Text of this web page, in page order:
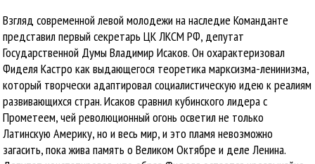
Взгляд современной левой молодежи на наследие Команданте
представил первый секретарь ЦК ЛКСМ РФ, депутат
Государственной Думы Владимир Исаков. Он охарактеризовал
Фиделя Кастро как выдающегося теоретика марксизма-ленинизма,
который творчески адаптировал социалистическую идею к реалиям
развивающихся стран. Исаков сравнил кубинского лидера с
Прометеем, чей революционный огонь осветил не только
Латинскую Америку, но и весь мир, и это пламя невозможно
загасить, пока жива память о Великом Октябре и деле Ленина.